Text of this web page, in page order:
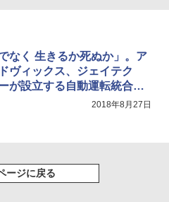
なく 生きるか死ぬか」。ア
ヴィックス、ジェイテク
が設立する自動運転統合EC
2018年8月27日
ージに戻る